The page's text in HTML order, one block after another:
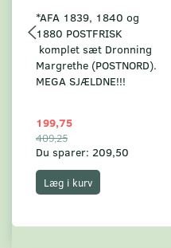
*AFA 1839, 1840 og
1880 POSTFRISK
komplet sæt Dronning
Margrethe (POSTNORD).
MEGA SJÆLDNE!!!
199,75
409,25
Du sparer: 209,50
Læg i kurv